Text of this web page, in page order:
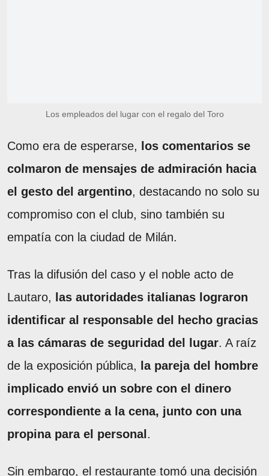
Los empleados del lugar con el regalo del Toro
Como era de esperarse,
los comentarios se
colmaron de mensajes de admiración hacia
el gesto del argentino, destacando no solo su
compromiso con el club, sino también su
empatía con la ciudad de Milán.
Tras la difusión del caso y el noble acto de
Lautaro, las autoridades italianas lograron
identificar al responsable del hecho gracias
a las cámaras de seguridad del lugar. A raíz
de la exposición pública,
la pareja del hombre
implicado envió un sobre con el dinero
correspondiente a la cena, junto con una
propina para el personal .
Sin embargo, el restaurante tomó una decisión